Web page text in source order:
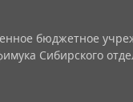
бюджетное
Сибирского